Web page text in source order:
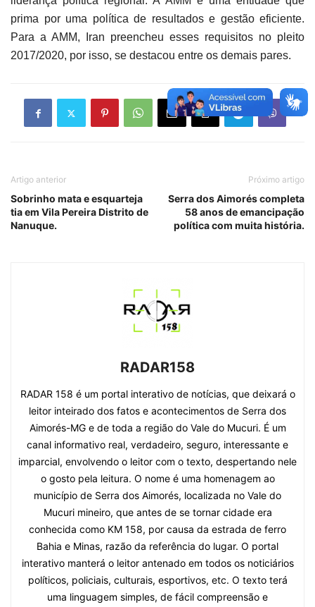
prima por uma política de resultados e gestão eficiente.
Para a AMM, Iran preencheu esses requisitos no pleito
2017/2020, por isso, se destacou entre os demais pares.
Artigo anterior
Sobrinho mata e esquarteja
tia em Vila Pereira Distrito de
Nanuque.
Próximo artigo
Serra dos Aimorés completa
58 anos de emancipação
política com muita história.
RADAR158
RADAR 158 é um portal interativo de notícias, que deixará o
leitor inteirado dos fatos e acontecimentos de Serra dos
Aimorés-MG e de toda a região do Vale do Mucuri. É um
canal informativo real, verdadeiro, seguro, interessante e
imparcial, envolvendo o leitor com o texto, despertando nele
o gosto pela leitura. O nome é uma homenagem ao
município de Serra dos Aimorés, localizada no Vale do
Mucuri mineiro, que antes de se tornar cidade era
conhecida como KM 158, por causa da estrada de ferro
Bahia e Minas, razão da referência do lugar. O portal
interativo manterá o leitor antenado em todos os noticiários
políticos, policiais, culturais, esportivos, etc. O texto terá
uma linguagem simples, de fácil compreensão e